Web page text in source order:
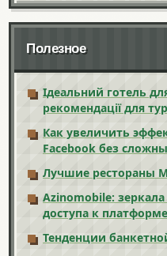
Полезное
Ідеальний готель
рекомендації для
Как увеличить
Facebook без
Лучшие рестораны
Azinomobile:
доступа к платформе
Тенденции